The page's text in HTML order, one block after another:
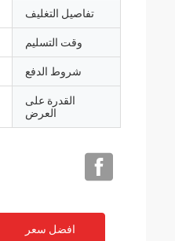
تفاصيل التغليف
وقت التسليم
شروط الدفع
القدرة على
العرض
افضل سعر